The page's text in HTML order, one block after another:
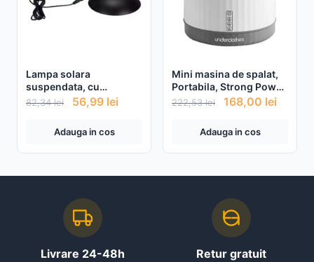
Lampa solara
suspendata, cu
telecomanda, 90 Lm/W
82,34lei 56,99 lei
Adauga in cos
Mini masina de spalat,
Portabila, Strong Power,
Capacitate 4L
222,53lei 168,00 lei
Adauga in cos
Livrare 24-48h Retur gratuit